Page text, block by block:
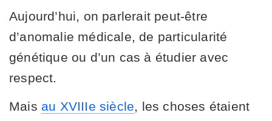
Aujourd’hui, on parlerait peut-être
d’anomalie médicale, de particularité
génétique ou d’un cas à étudier avec
respect.
Mais au XVIIIe siècle, les choses étaient